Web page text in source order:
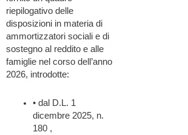
riepilogativo delle
disposizioni in materia di
ammortizzatori sociali e di
sostegno al reddito e alle
famiglie nel corso dell’anno
2026, introdotte:
• dal D.L. 1
dicembre 2025, n.
180 ,